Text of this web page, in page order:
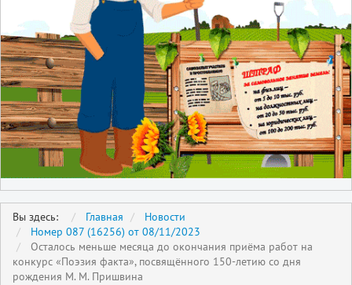
Вы здесь: Главная
Новости
Номер 087 (16256) от 08/11/2023
Осталось меньше месяца до окончания приёма работ на
конкурс «Поэзия факта», посвящённого 150-летию со дня
рождения М. М. Пришвина